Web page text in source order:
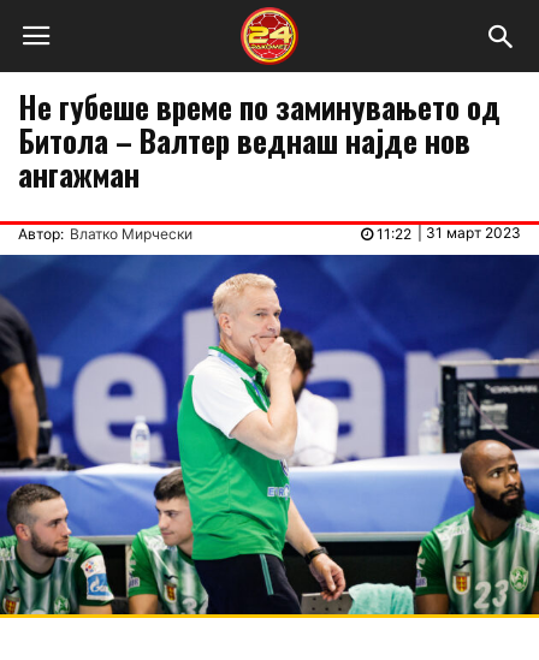
Не губеше време по заминувањето од
Битола – Валтер веднаш најде нов
ангажман
Автор: Влатко Мирчески 31 март 2023
11:22